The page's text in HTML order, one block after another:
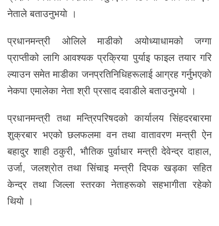
नेताले बताउनुभयाे ।
प्रधानमन्त्री ओलिले माडीको अयोध्याधामको जग्गा
प्राप्तीको लागि आवश्यक प्रक्रिया पुर्याइ फाइल तयार गरि
ल्याउन समेत माडीका जनप्रतिनिधिहरूलाई आग्रह गर्नुभएकाे
नेकपा एमालेका नेता श्री प्रसाद दवाडीले बताउनुभयाे ।
प्रधानमन्त्री तथा मन्त्रिपरिषदको कार्यालय सिंहदरबारमा
शुक्रबार भएको छलफलमा वन तथा वातावरण मन्त्री ऐन
बहादुर शाही ठकुरी, भाैतिक पुर्वाधार मन्त्री देवेन्द्र दाहाल,
उर्जा, जलश्राेत तथा सिंचाइ मन्त्री दिपक खड्का सहित
केन्द्र तथा जिल्ला स्तरका नेताहरूकाे सहभागीता रहेकाे
थियाे ।